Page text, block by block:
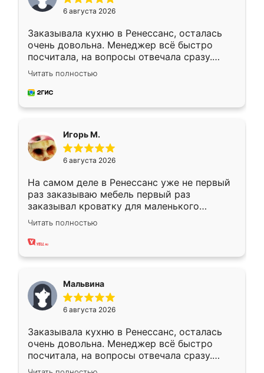
6 августа 2026
Заказывала кухню в Ренессанс, осталась
очень довольна. Менеджер всё быстро
посчитала, на вопросы отвечала сразу.
Замерщик приехал в субботу, подошёл к
делу со всей ответственностью. Собрали
за день, ребята работали аккуратно, даже
Читать полностью
Игорь М.
6 августа 2026
На самом деле в Ренессанс уже не первый
раз заказываю мебель первый раз
заказывал кроватку для маленького
ребёнка при его рождении ,во второй раз
заказал шкаф-купе. По качеству очень
хорошее сборка достаточно быстрая,
меньше, здесь же он более разнообразный.
Мне нравится ,если что-то потребуется из
мебели буду заказывать только здесь.
Читать полностью
Мальвина
6 августа 2026
Заказывала кухню в Ренессанс, осталась
очень довольна. Менеджер всё быстро
посчитала, на вопросы отвечала сразу.
Замерщик приехал в субботу, подошёл к